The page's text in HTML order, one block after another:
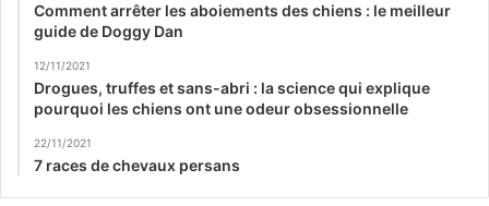
Comment arrêter les aboiements des chiens : le meilleur
guide de Doggy Dan
12/11/2021
Drogues, truffes et sans-abri : la science qui explique
pourquoi les chiens ont une odeur obsessionnelle
22/11/2021
7 races de chevaux persans